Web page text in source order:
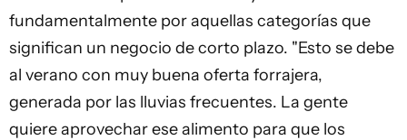
fundamentalmente por aquellas categorías que
significan un negocio de corto plazo. "Esto se debe
al verano con muy buena oferta forrajera,
generada por las lluvias frecuentes. La gente
quiere aprovechar ese alimento para que los